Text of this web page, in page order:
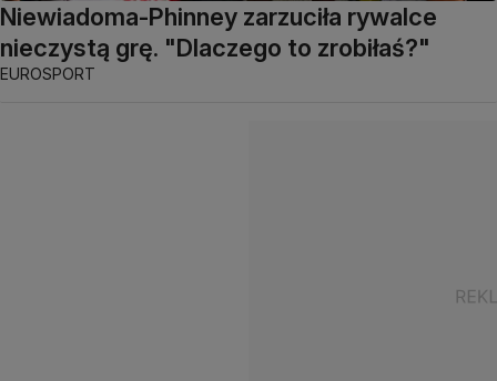
Niewiadoma-Phinney zarzuciła rywalce
nieczystą grę. "Dlaczego to zrobiłaś?"
EUROSPORT